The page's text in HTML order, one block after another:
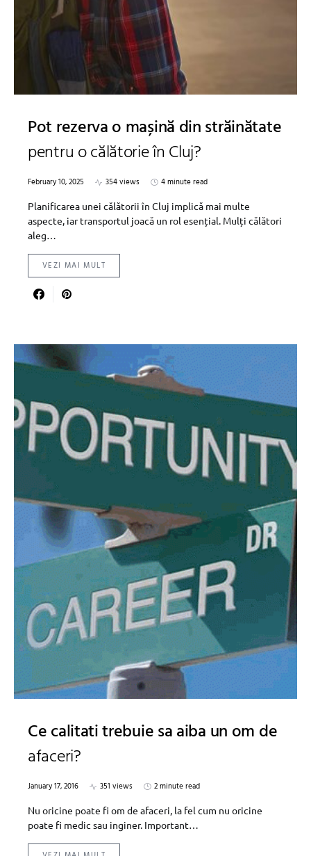
Pot rezerva o mașină din străinătate
pentru o călătorie în Cluj?
February 10, 2025 354 views
4 minute read
Planificarea unei călătorii în Cluj implică mai multe
aspecte, iar transportul joacă un rol esențial. Mulți călători
aleg…
VEZI MAI MULT
Ce calitati trebuie sa aiba un om de
afaceri?
January 17, 2016 351 views
2 minute read
Nu oricine poate fi om de afaceri, la fel cum nu oricine
poate fi medic sau inginer. Important…